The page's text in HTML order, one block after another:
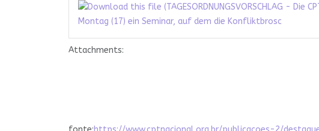
Attachments:
Montag (17) ein Seminar, auf dem die Konfliktbrosc